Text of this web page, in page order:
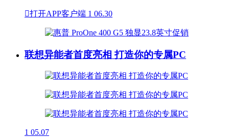
打开APP客户端 1 06.30
联想异能者首度亮相 打造你的专属PC
1 05.07